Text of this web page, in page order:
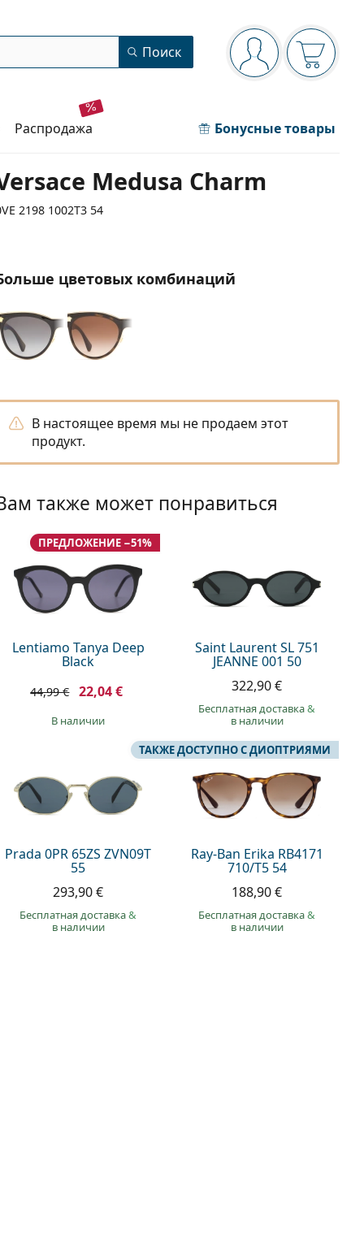
Панель навигации
Вы вошли вВаша
Поиск
распродажа Бонусные товары
Medusa Charm
2198 1002T3 54
цветовых комбинаций
В настоящее время мы не продаем этот
продукт.
также может понравиться
Lentiamo Tanya Deep
Black
ПРЕДЛОЖЕНИЕ −51%
44,99 € 22,04 €
в наличии
Saint Laurent SL 751
JEANNE 001 50
322,90 €
Бесплатная доставка&
в наличии
Prada 0PR 65ZS ZVN09T
55
293,90 €
Бесплатная доставка&
в наличии
Ray-Ban Erika RB4171
710/T5 54
ТАКЖЕ ДОСТУПНО С ДИОПТРИЯМИ
188,90 €
Бесплатная доставка&
в наличии